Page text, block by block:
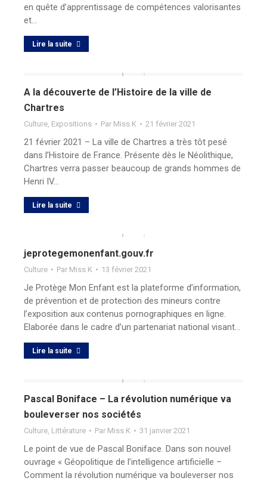
en quête d’apprentissage de compétences valorisantes
et…
Lire la suite
A la découverte de l’Histoire de la ville de
Chartres
Culture, Expositions Par Miss K 21 février 2021
21 février 2021 – La ville de Chartres a très tôt pesé
dans l’Histoire de France. Présente dès le Néolithique,
Chartres verra passer beaucoup de grands hommes de
Henri IV…
Lire la suite
jeprotegemonenfant.gouv.fr
Culture Par Miss K 13 février 2021
Je Protège Mon Enfant est la plateforme d’information,
de prévention et de protection des mineurs contre
l’exposition aux contenus pornographiques en ligne.
Elaborée dans le cadre d’un partenariat national visant…
Lire la suite
Pascal Boniface – La révolution numérique va
bouleverser nos sociétés
Culture, Littérature Par Miss K 31 janvier 2021
Le point de vue de Pascal Boniface. Dans son nouvel
ouvrage « Géopolitique de l’intelligence artificielle –
Comment la révolution numérique va bouleverser nos